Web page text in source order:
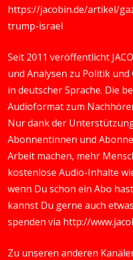
https://jacobin.de/artikel/
trump-israel
Seit 2011 veröffentlicht
und Analysen zu Politik und
in deutscher Sprache. Die
Audioformat zum
Nur dank der
Abonnentinnen und
Arbeit machen, mehr
kostenlose Audio-Inhalte
wenn Du schon ein Abo
kannst Du gerne auch
spenden via http://
Zu unseren anderen